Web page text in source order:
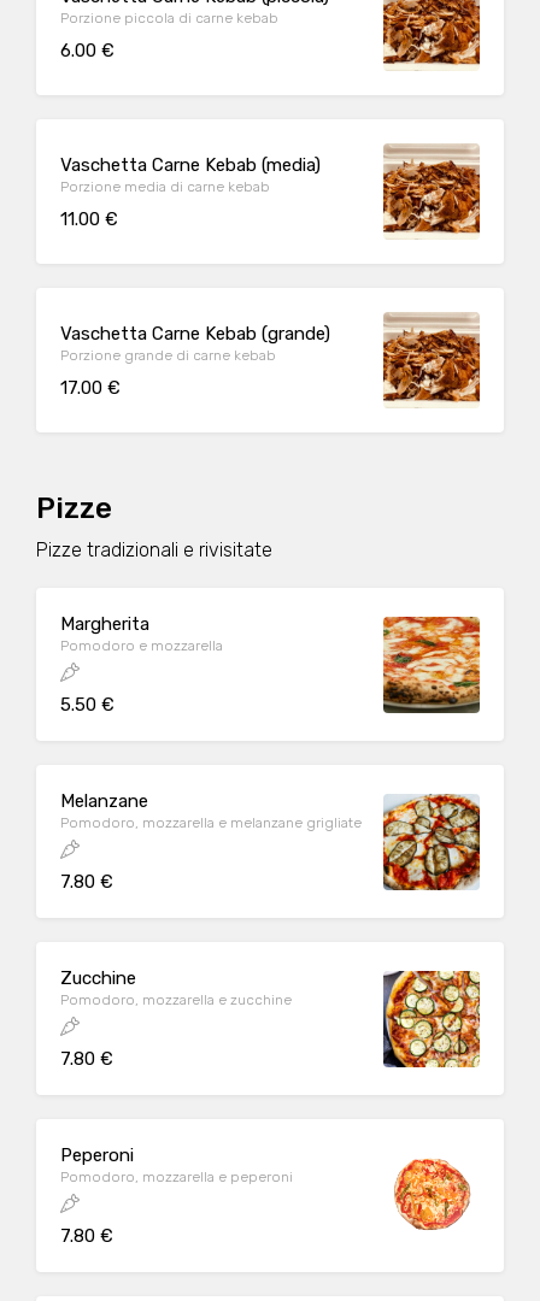
Porzione piccola di carne kebab
6.00 €
Vaschetta Carne Kebab (media)
Porzione media di carne kebab
11.00 €
Vaschetta Carne Kebab (grande)
Porzione grande di carne kebab
17.00 €
Pizze
Pizze tradizionali e rivisitate
Margherita
Pomodoro e mozzarella
5.50 €
Melanzane
Pomodoro, mozzarella e melanzane grigliate
7.80 €
Zucchine
Pomodoro, mozzarella e zucchine
7.80 €
Peperoni
Pomodoro, mozzarella e peperoni
7.80 €